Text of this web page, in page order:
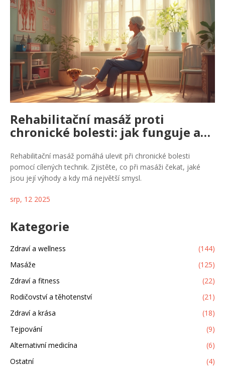
Rehabilitační masáž proti
chronické bolesti: jak funguje a
Rehabilitační masáž pomáhá ulevit při chronické bolesti
pomocí cílených technik. Zjistěte, co při masáži čekat, jaké
jsou její výhody a kdy má největší smysl.
srp, 12 2025
Kategorie
Zdraví a wellness
(144)
Masáže
(125)
Zdraví a fitness
(22)
Rodičovství a těhotenství
(21)
Zdraví a krása
(18)
Tejpování
(9)
Alternativní medicína
(6)
Ostatní
(4)